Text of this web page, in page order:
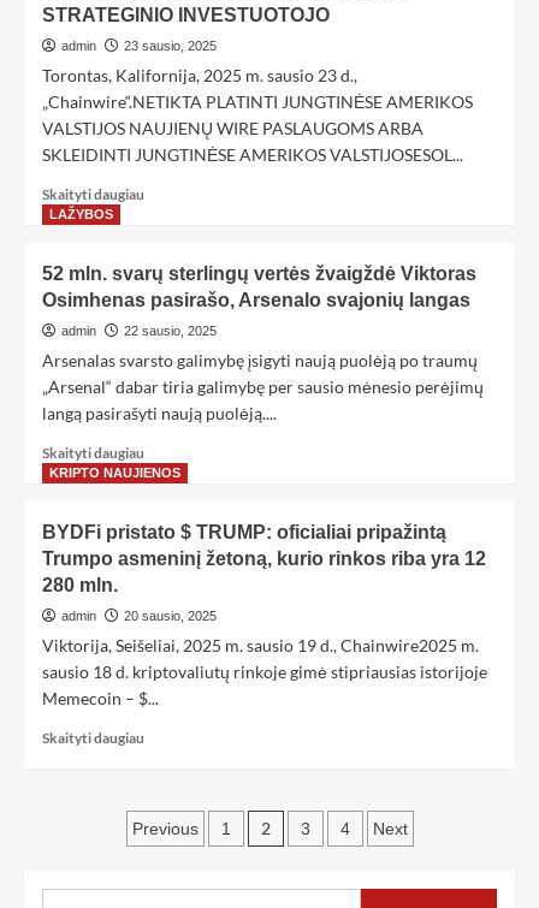
STRATEGINIO INVESTUOTOJO
admin 23 sausio, 2025
Torontas, Kalifornija, 2025 m. sausio 23 d.,
„Chainwire“.NETIKTA PLATINTI JUNGTINĖSE AMERIKOS
VALSTIJOS NAUJIENŲ WIRE PASLAUGOMS ARBA
SKLEIDINTI JUNGTINĖSE AMERIKOS VALSTIJOSESOL...
Skaityti daugiau
LAŽYBOS
52 mln. svarų sterlingų vertės žvaigždė Viktoras
Osimhenas pasirašo, Arsenalo svajonių langas
admin 22 sausio, 2025
Arsenalas svarsto galimybę įsigyti naują puolėją po traumų
„Arsenal“ dabar tiria galimybę per sausio mėnesio perėjimų
langą pasirašyti naują puolėją....
Skaityti daugiau
KRIPTO NAUJIENOS
BYDFi pristato $ TRUMP: oficialiai pripažintą
Trumpo asmeninį žetoną, kurio rinkos riba yra 12
280 mln.
admin 20 sausio, 2025
Viktorija, Seišeliai, 2025 m. sausio 19 d., Chainwire2025 m.
sausio 18 d. kriptovaliutų rinkoje gimė stipriausias istorijoje
Memecoin – $...
Skaityti daugiau
Previous 1 2 3 4 Next